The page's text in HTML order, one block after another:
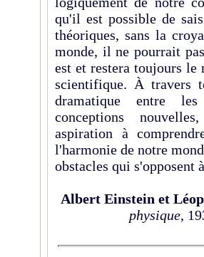
qu'il est possible de
théoriques, sans la
monde, il ne pourrait
est et restera toujours
scientifique. À travers
dramatique entre
conceptions
aspiration à
l'harmonie de notre
obstacles qui s'opposent
Albert Einstein et
physique,